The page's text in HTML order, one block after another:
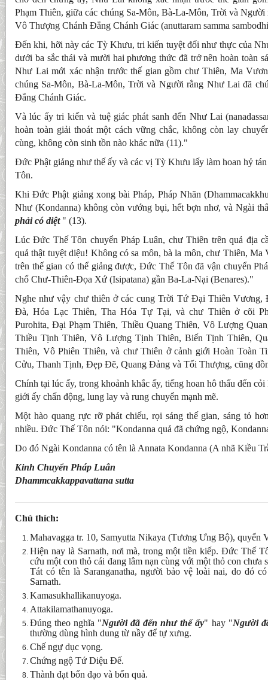
Phạm Thiên, giữa các chúng Sa-Môn, Bà-La-Môn, Trời và
Vô Thượng Chánh Ðẳng Chánh Giác (anuttaram samma
Ðến khi, hỡi này các Tỳ Khưu, tri kiến tuyệt đối như thực của
dưới ba sắc thái và mười hai phương thức đã trở nên hoàn toàn
Như Lai mới xác nhận trước thế gian gồm chư Thiên, Ma
chúng Sa-Môn, Bà-La-Môn, Trời và Người rằng Như Lai đã
Ðẳng Chánh Giác.
Và lúc ấy tri kiến và tuệ giác phát sanh đến Như Lai
hoàn toàn giải thoát một cách vững chắc, không còn lay
cùng, không còn sinh tồn nào khác nữa (11)."
Ðức Phật giảng như thế ấy và các vị Tỳ Khưu lấy làm hoan hỷ
Tôn.
Khi Ðức Phật giảng xong bài Pháp, Pháp Nhãn
Như (Kondanna) không còn vướng bụi, hết bợn nhơ, và Ngài
phải có diệt " (13).
Lúc Ðức Thế Tôn chuyển Pháp Luân, chư Thiên trên quả địa
quả thật tuyệt diệu! Không có sa môn, bà la môn, chư Thiên, Ma
trên thế gian có thể giảng được, Ðức Thế Tôn đã vận chuyển
chổ Chư-Thiên-Ðọa Xứ (Isipatana) gần Ba-La-Nại (Benares)."
Nghe như vậy chư thiên ở các cung Trời Tứ Ðại Thiên
Ðà, Hóa Lạc Thiên, Tha Hóa Tự Tại, và chư Thiên ở cõi
Purohita, Ðại Phạm Thiên, Thiều Quang Thiên, Vô Lượng
Thiều Tịnh Thiên, Vô Lượng Tịnh Thiên, Biến Tịnh Thiên,
Thiên, Vô Phiên Thiên, và chư Thiên ở cảnh giới Hoàn Toàn
Cửu, Thanh Tịnh, Ðẹp Ðẽ, Quang Ðảng và Tối Thượng, cũng
Chính tại lúc ấy, trong khoảnh khắc ấy, tiếng hoan hô thấu đến
giới ấy chấn động, lung lay và rung chuyển mạnh mẽ.
Một hào quang rực rỡ phát chiếu, rọi sáng thế gian, sáng tỏ
nhiều. Ðức Thế Tôn nói: "Kondanna quả đã chứng ngộ,
Do đó Ngài Kondanna có tên là Annata Kondanna (A nhã Kiều
Kinh Chuyển Pháp Luân
Dhammcakkappavattana sutta
Chú thích:
Mahavagga tr. 10, Samyutta Nikaya (Tương Ưng Bộ), quyển
Hiện nay là Sarnath, nơi mà, trong một tiền kiếp. Ðức Thế
cứu một con thỏ cái đang lâm nạn cùng với một thỏ con chưa
Tát có tên là Saranganatha, người bảo vệ loài nai, do đó
Sarnath.
Kamasukhallikanuyoga.
Attakilamathanuyoga.
Ðúng theo nghĩa "Người đã đến như thế ấy" hay "Người
thường dùng hình dung từ nầy để tự xưng.
Chế ngự dục vọng.
Chứng ngộ Tứ Diệu Ðế.
Thành đạt bốn đạo và bốn quả.